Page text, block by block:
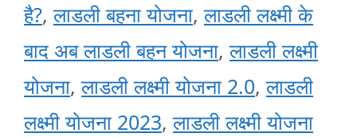
है?,लाडली बहना योजना,लाडली लक्ष्मी के
बाद अब लाडली बहन योजना,लाडली लक्ष्मी
योजना,लाडली लक्ष्मी योजना 2.0,लाडली
लक्ष्मी योजना 2023,लाडली लक्ष्मी योजना